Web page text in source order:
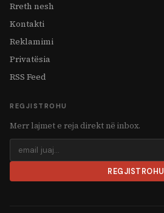
Rreth nesh
Kontakti
Reklamimi
Privatësia
RSS Feed
REGJISTROHU
Merr lajmet e reja direkt në inbox.
REGJISTROHU